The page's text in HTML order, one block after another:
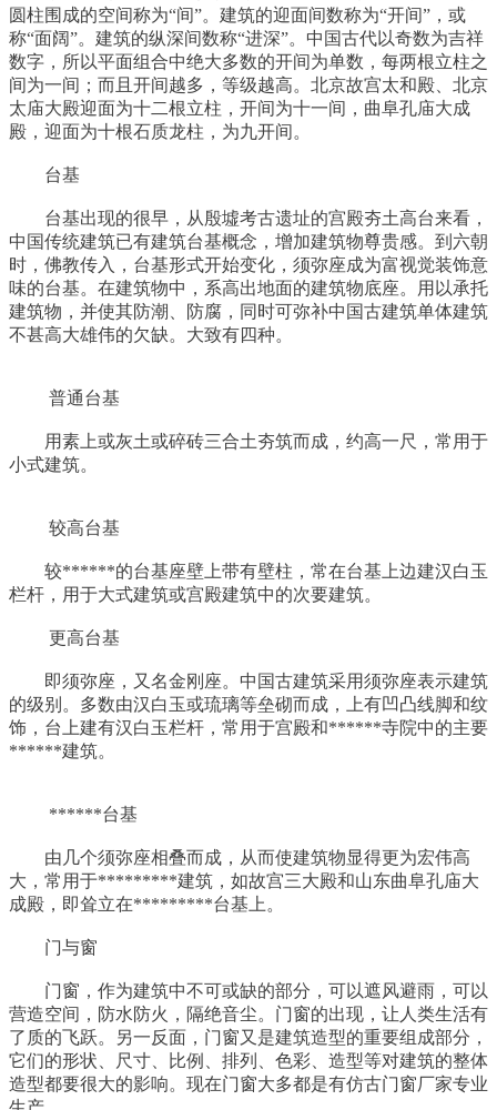
圆柱围成的空间称为“间”。建筑的迎面间数称为“开间”，或
称“面阔”。建筑的纵深间数称“进深”。中国古代以奇数为吉祥
数字，所以平面组合中绝大多数的开间为单数，每两根立柱之
间为一间；而且开间越多，等级越高。北京故宫太和殿、北京
太庙大殿迎面为十二根立柱，开间为十一间，曲阜孔庙大成
殿，迎面为十根石质龙柱，为九开间。
台基
台基出现的很早，从殷墟考古遗址的宫殿夯土高台来看，
中国传统建筑已有建筑台基概念，增加建筑物尊贵感。到六朝
时，佛教传入，台基形式开始变化，须弥座成为富视觉装饰意
味的台基。在建筑物中，系高出地面的建筑物底座。用以承托
建筑物，并使其防潮、防腐，同时可弥补中国古建筑单体建筑
不甚高大雄伟的欠缺。大致有四种。
普通台基
用素上或灰土或碎砖三合土夯筑而成，约高一尺，常用于
小式建筑。
较高台基
较******的台基座壁上带有壁柱，常在台基上边建汉白玉
栏杆，用于大式建筑或宫殿建筑中的次要建筑。
更高台基
即须弥座，又名金刚座。中国古建筑采用须弥座表示建筑
的级别。多数由汉白玉或琉璃等垒砌而成，上有凹凸线脚和纹
饰，台上建有汉白玉栏杆，常用于宫殿和******寺院中的主要
******建筑。
******台基
由几个须弥座相叠而成，从而使建筑物显得更为宏伟高
大，常用于*********建筑，如故宫三大殿和山东曲阜孔庙大
成殿，即耸立在*********台基上。
门与窗
门窗，作为建筑中不可或缺的部分，可以遮风避雨，可以
营造空间，防水防火，隔绝音尘。门窗的出现，让人类生活有
了质的飞跃。另一反面，门窗又是建筑造型的重要组成部分，
它们的形状、尺寸、比例、排列、色彩、造型等对建筑的整体
造型都要很大的影响。现在门窗大多都是有仿古门窗厂家专业